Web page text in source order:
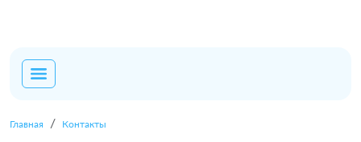
Главная Контакты